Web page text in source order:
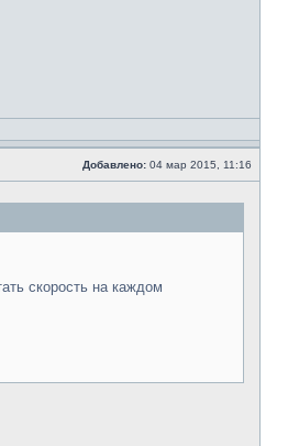
Добавлено: 04 мар 2015, 11:16
скорость на каждом